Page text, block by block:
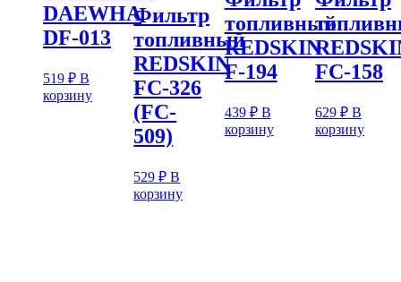
DAEWHA
DF-013
519 ₽ В
корзину
Фильтр
топливный
REDSKIN
FC-326
(FC-
509)
529₽ В
корзину
топливный
REDSKIN
F-194
439 ₽ В
корзину
FC-158
629 ₽ В
корзину